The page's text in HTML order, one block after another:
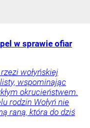
w sprawie ofiar
wołyńskiej
wspominając
okrucieństwem.
rodzin Wołyń nie
raną, która do dziś